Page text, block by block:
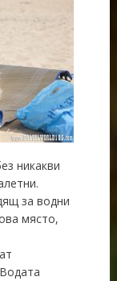
никакви
за водни
място,